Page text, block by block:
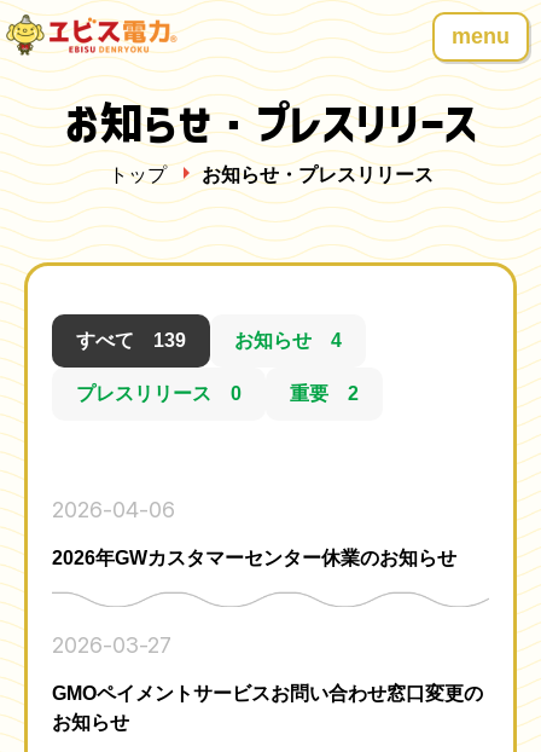
menu
お知らせ・プレスリリース
トップ お知らせ・プレスリリース
すべて 139 お知らせ 4
プレスリリース 0 重要 2
2026-04-06
2026年GWカスタマーセンター休業のお知らせ
2026-03-27
GMOペイメントサービスお問い合わせ窓口変更の
お知らせ